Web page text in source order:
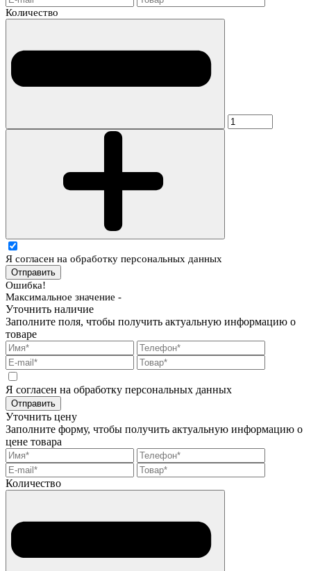
Количество
Я согласен на обработку персональных данных
Отправить
Ошибка!
Максимальное значение -
Уточнить наличие
Заполните поля, чтобы получить актуальную информацию о
товаре
Я согласен на обработку персональных данных
Отправить
Уточнить цену
Заполните форму, чтобы получить актуальную информацию о
цене товара
Количество